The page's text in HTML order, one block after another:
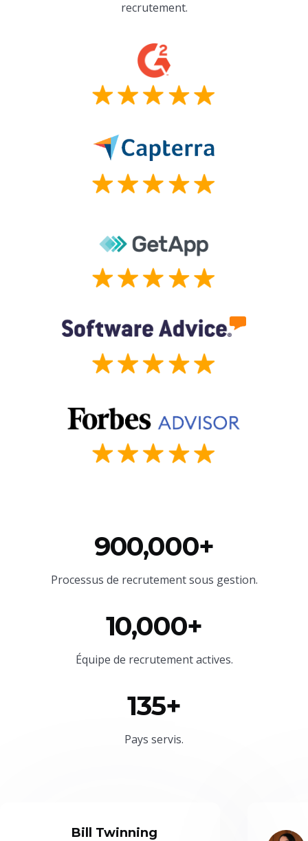
recrutement.
900,000+
Processus de recrutement sous gestion.
10,000+
Équipe de recrutement actives.
135+
Pays servis.
Bill Twinning